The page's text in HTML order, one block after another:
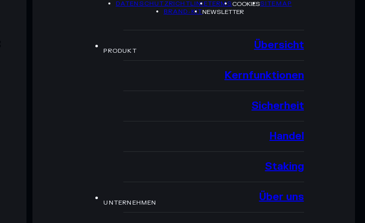
DATENSCHUTZRICHTLINIETERMSCOOKIESSITEMAP
BRAND-KITNEWSLETTER
PRODUKT Übersicht
Kernfunktionen
Sicherheit
Handel
Staking
UNTERNEHMEN Über uns